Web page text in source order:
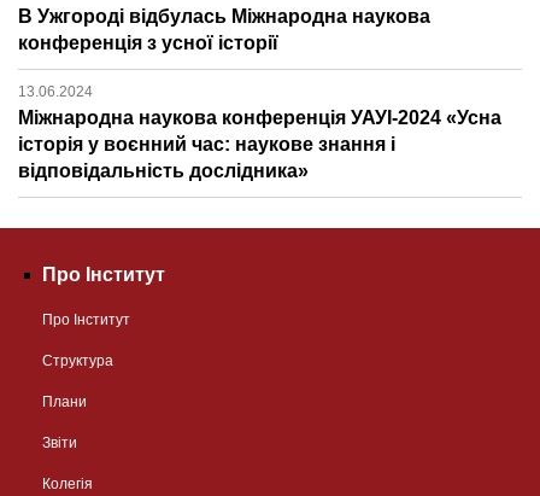
В Ужгороді відбулась Міжнародна наукова
конференція з усної історії
13.06.2024
Міжнародна наукова конференція УАУІ-2024 «Усна
історія у воєнний час: наукове знання і
відповідальність дослідника»
Про Інститут
Про Інститут
Структура
Плани
Звіти
Колегія